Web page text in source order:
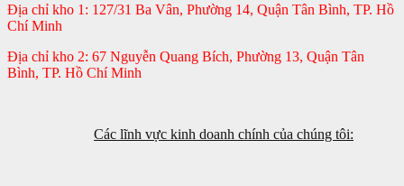
Địa chỉ kho 1: 127/31 Ba Vân, Phường 14, Quận Tân Bình, TP. Hồ
Chí Minh
Địa chỉ kho 2: 67 Nguyễn Quang Bích, Phường 13, Quận Tân
Bình, TP. Hồ Chí Minh
Các lĩnh vực kinh doanh chính của chúng tôi: